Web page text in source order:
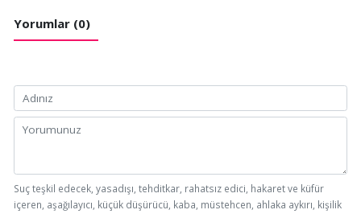
Yorumlar (0)
Suç teşkil edecek, yasadışı, tehditkar, rahatsız edici, hakaret ve küfür
içeren, aşağılayıcı, küçük düşürücü, kaba, müstehcen, ahlaka aykırı, kişilik